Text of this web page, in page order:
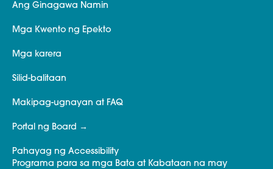
Ang Ginagawa Namin
Mga Kwento ng Epekto
Mga karera
Silid-balitaan
Makipag-ugnayan at FAQ
Portal ng Board
Pahayag ng Accessibility
Programa para sa mga Bata at Kabataan na may